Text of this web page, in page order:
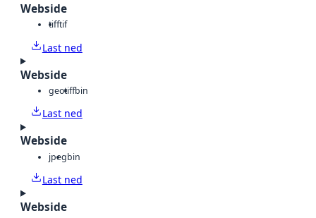
Webside
tifftif
Last ned
Webside
geotiffbin
Last ned
Webside
jpegbin
Last ned
Webside